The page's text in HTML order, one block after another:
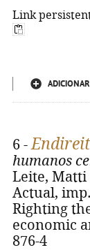
Link
6 -
humanos
Leite, Matti
Actual,
Righting
economic
876-4